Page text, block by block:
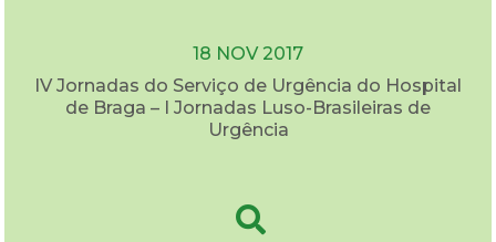
18 NOV 2017
IV Jornadas do Serviço de Urgência do Hospital
de Braga – I Jornadas Luso-Brasileiras de
Urgência